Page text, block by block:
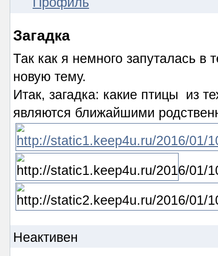
Загадка
Так как я немного запуталась
новую тему.
Итак, загадка: какие птицы из
являются ближайшими
Неактивен